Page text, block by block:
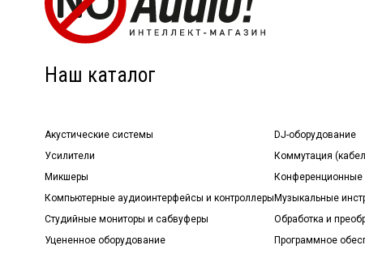
Наш каталог
Акустические системы
Усилители
Микшеры
Компьютерные аудиоинтерфейсы и контроллеры
Студийные мониторы и сабвуферы
Уцененное оборудование
DJ-оборудование
Коммутация
Конференционные
Музыкальные
Обработка и
Программное